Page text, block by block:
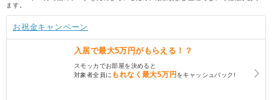
ます。
お祝金キャンペーン
入居で最大5万円がもらえる！？
スモッカでお部屋を決めると
対象者全員に もれなく最大5万円をキャッシュバック!